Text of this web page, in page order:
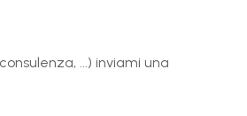
...) inviami una